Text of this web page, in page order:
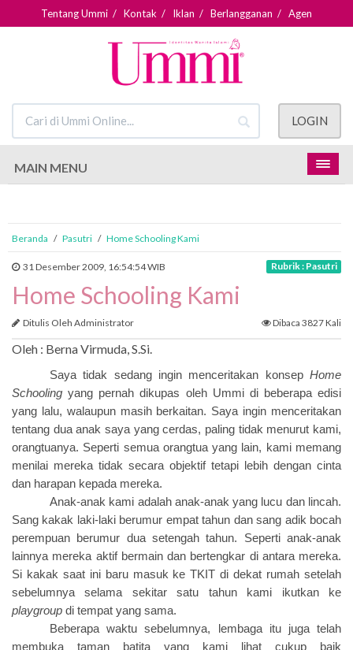
Tentang Ummi / Kontak / Iklan / Berlangganan / Agen
LOGIN
MAIN MENU
Beranda / Pasutri / Home Schooling Kami
31 Desember 2009, 16:54:54 WIB Rubrik : Pasutri
Home Schooling Kami
Ditulis Oleh Administrator Dibaca 3827 Kali
Oleh : Berna Virmuda, S.Si.
Saya tidak sedang ingin menceritakan konsep Home
Schooling yang pernah dikupas oleh Ummi di beberapa edisi
yang lalu, walaupun masih berkaitan. Saya ingin menceritakan
tentang dua anak saya yang cerdas, paling tidak menurut kami,
orangtuanya. Seperti semua orangtua yang lain, kami memang
menilai mereka tidak secara objektif tetapi lebih dengan cinta
dan harapan kepada mereka.
Anak-anak kami adalah anak-anak yang lucu dan lincah.
Sang kakak laki-laki berumur empat tahun dan sang adik bocah
perempuan berumur dua setengah tahun. Seperti anak-anak
lainnya mereka aktif bermain dan bertengkar di antara mereka.
Si kakak saat ini baru masuk ke TKIT di dekat rumah setelah
sebelumnya selama sekitar satu tahun kami ikutkan ke
playgroup di tempat yang sama.
Beberapa waktu sebelumnya, lembaga itu juga telah
membuka taman batita yang kami lihat cukup baik